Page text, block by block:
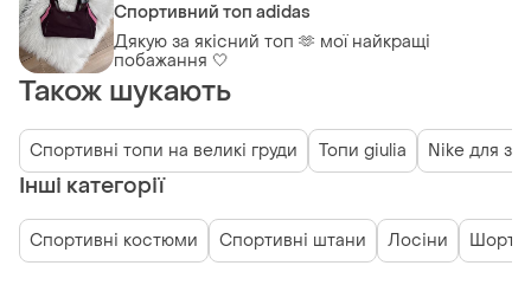
Спортивний топ adidas
Дякую за якісний топ 🫶 мої найкращі
побажання 🤍
Також шукають
Спортивні топи на великі груди Топи giulia Nike для
Інші категорії
Спортивні костюми Спортивні штани Лосіни Шорти